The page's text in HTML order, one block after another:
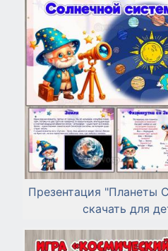
Презентация "Планеты
скачать для